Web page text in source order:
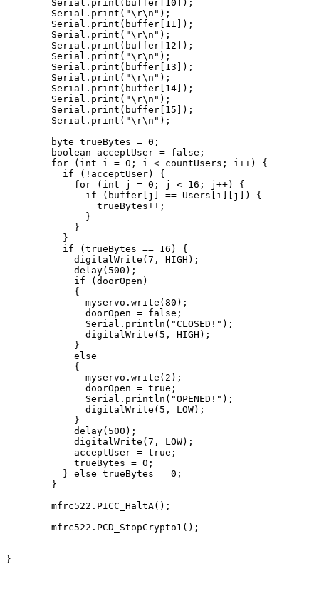
        Serial.print(buffer[10]);
        Serial.print("\r\n");
        Serial.print(buffer[11]);
        Serial.print("\r\n");
        Serial.print(buffer[12]);
        Serial.print("\r\n");
        Serial.print(buffer[13]);
        Serial.print("\r\n");
        Serial.print(buffer[14]);
        Serial.print("\r\n");
        Serial.print(buffer[15]);
        Serial.print("\r\n");
        byte trueBytes = 0;
        boolean acceptUser = false;
        for (int i = 0; i < countUsers; i++) {
          if (!acceptUser) {
            for (int j = 0; j < 16; j++) {
              if (buffer[j] == Users[i][j]) {
                trueBytes++;
              }
            }
          }
          if (trueBytes == 16) {
            digitalWrite(7, HIGH);
            delay(500);
            if (doorOpen)
            {
              myservo.write(80);
              doorOpen = false;
              Serial.println("CLOSED!");
              digitalWrite(5, HIGH);
            }
            else
            {
              myservo.write(2);
              doorOpen = true;
              Serial.println("OPENED!");
              digitalWrite(5, LOW);
            }
            delay(500);
            digitalWrite(7, LOW);
            acceptUser = true;
            trueBytes = 0;
          } else trueBytes = 0;
        }
        mfrc522.PICC_HaltA();
        mfrc522.PCD_StopCrypto1();